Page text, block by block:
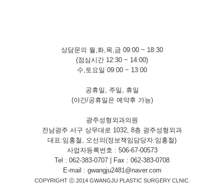
상담문의 월,화,목,금 09:00 ~ 18:30
(점심시간 12:30 ~ 14:00)
수,토요일 09:00 ~ 13:00
공휴일, 주일, 휴일
(야간/공휴일은 예약후 가능)
광주성형외과의원
전남광주 서구 상무대로 1032, 8층 광주성형외과
대표:임홍철, 오선의(정보책임담당자:임홍철)
사업자등록번호 : 506-67-00573
Tel : 062-383-0707 | Fax : 062-383-0708
E-mail : gwangju2481@naver.com
COPYRIGHT ⓒ 2014GWANGJU PLASTIC SURGERY CLNIC.